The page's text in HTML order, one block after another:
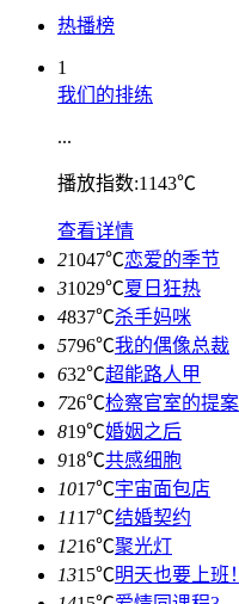
热播榜
1
我们的排练
...
播放指数:1143℃
查看详情
21047℃恋爱的季节
31029℃夏日狂热
4837℃杀手妈咪
5796℃我的偶像总裁
632℃超能路人甲
726℃检察官室的提案
819℃婚姻之后
918℃共感细胞
1017℃宇宙面包店
1117℃结婚契约
1216℃聚光灯
1315℃明天也要上班！